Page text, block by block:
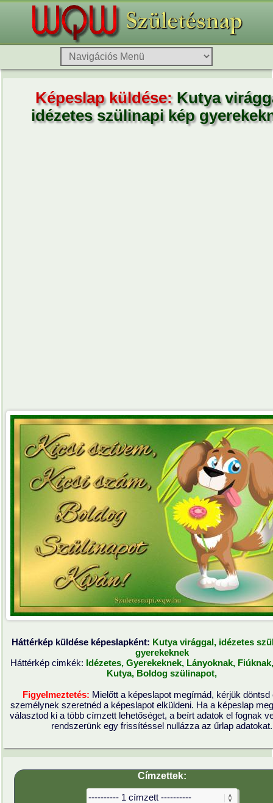
Képeslap küldése:Kutya
idézetes szülinapi kép
Háttérkép küldése képeslapként: Kutya virággal, idézetes
gyerekeknek
Háttérkép cimkék: Idézetes,Gyerekeknek,Lányoknak,Fiúknak,
Kutya, Boldog szülinapot,
Figyelmeztetés: Mielőtt a képeslapot megírnád, kérjük döntsd
személynek szeretnéd a képeslapot elküldeni. Ha a képeslap
választod ki a több címzett lehetőséget, a beírt adatok el fognak
rendszerünk egy frissítéssel nullázza az űrlap adatokat.
Címzettek: